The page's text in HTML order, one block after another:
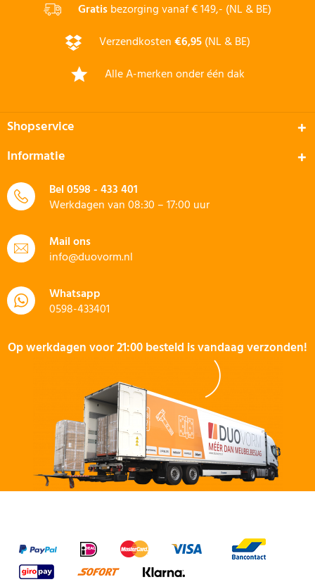
Gratisbezorging vanaf € 149,- (NL & BE)
Verzendkosten€6,95(NL & BE)
Alle A-merken onder één dak
Shopservice
Informatie
Bel0598 - 433 401
Werkdagen van 08:30 – 17:00 uur
Mail ons
info@duovorm.nl
Whatsapp
0598-433401
Op werkdagen voor 21:00 besteld is vandaag verzonden!